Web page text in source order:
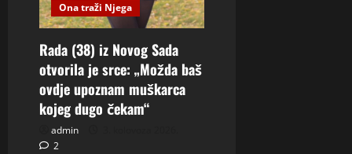
Ona traži Njega
Rada (38) iz Novog Sada
otvorila je srce: „Možda baš
ovdje upoznam muškarca
kojeg dugo čekam“
admin
2